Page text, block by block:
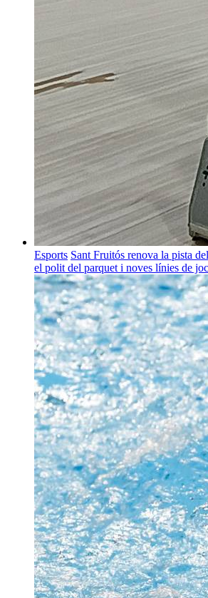
Esports Sant Fruitós renova la pista
el polit del parquet i noves línies de joc